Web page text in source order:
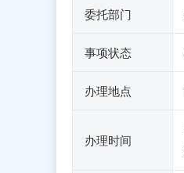
委托部门
事项状态
办理地点
办理时间